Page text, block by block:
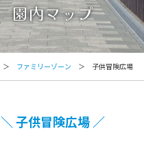
園内マップ
＞ ファミリーゾーン ＞ 子供冒険広場
＼ 子供冒険広場 ／